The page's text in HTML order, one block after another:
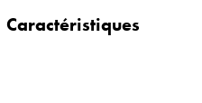
Caractéristiques